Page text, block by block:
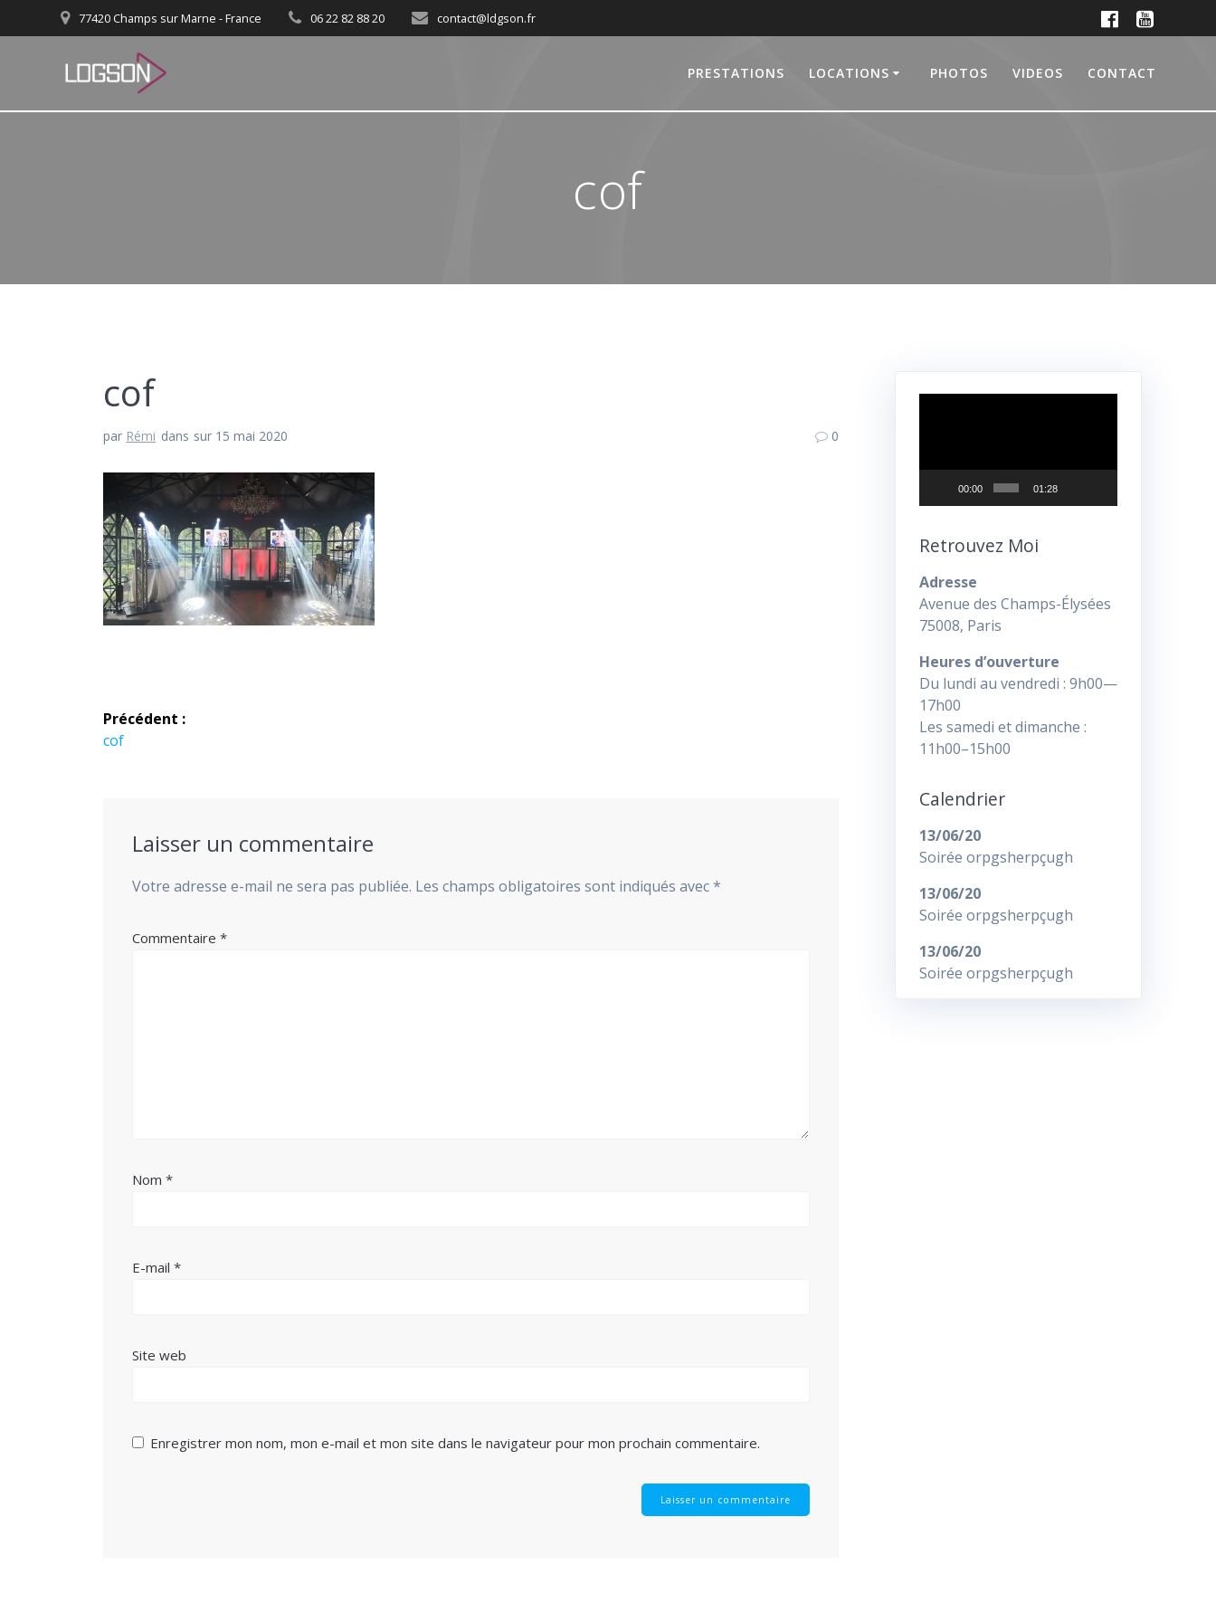
au
77420 Champs sur Marne - France 06 22 82 88 20 contact@ldgson.fr
PRESTATIONS LOCATIONS PHOTOS VIDEOS CONTACT
cof
cof
par Rémi dans sur 15 mai 2020 0
Navigation
de
Précédent :
Article
cof
Laisser un commentaire
Votre adresse e-mail ne sera pas publiée. Les champs obligatoires sont indiqués avec*
Commentaire*
Nom*
E-mail*
Site web
Enregistrer mon nom, mon e-mail et mon site dans le navigateur pour mon prochain commentaire.
00:00 01:28
Retrouvez Moi
Adresse
Avenue des Champs-Élysées
75008, Paris
Heures d’ouverture
Du lundi au vendredi : 9h00—
17h00
Les samedi et dimanche :
11h00–15h00
Calendrier
13/06/20
Soirée orpgsherpçugh
13/06/20
Soirée orpgsherpçugh
13/06/20
Soirée orpgsherpçugh